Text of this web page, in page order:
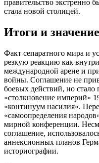
правительство экстренно
стала новой столицей.
Итоги и
Факт сепаратного мира и
резкую реакцию как
международной арене и
войны. Соглашение не
боевых действий, но
«столкновение империй»
«континуум насилия».
«самоопределения
мирной конференции.
соглашение,
аннексионных планов
историографии.